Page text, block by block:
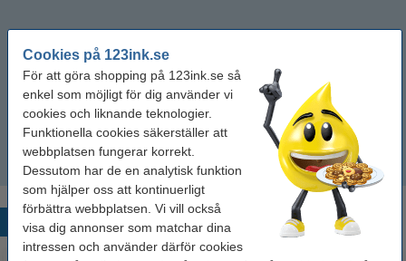
Cookies på 123ink.se
För att göra shopping på 123ink.se så
enkel som möjligt för dig använder vi
cookies och liknande teknologier.
Funktionella cookies säkerställer att
webbplatsen fungerar korrekt.
Dessutom har de en analytisk funktion
som hjälper oss att kontinuerligt
förbättra webbplatsen. Vi vill också
visa dig annonser som matchar dina
intressen och använder därför cookies
Polyolefin
Polyuretan
Värmekrympslang
Vinyl
Populära produkter